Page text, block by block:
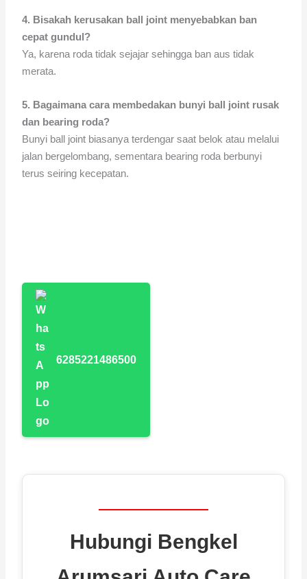
4. Bisakah kerusakan ball joint menyebabkan ban
cepat gundul?
Ya, karena roda tidak sejajar sehingga ban aus tidak
merata.
5. Bagaimana cara membedakan bunyi ball joint rusak
dan bearing roda?
Bunyi ball joint biasanya terdengar saat belok atau melalui
jalan bergelombang, sementara bearing roda berbunyi
terus seiring kecepatan.
6285221486500
Hubungi Bengkel